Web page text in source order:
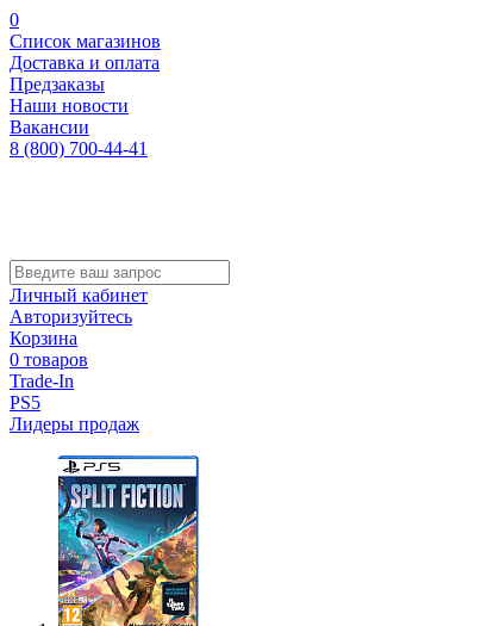
0
Список магазинов
Доставка и оплата
Предзаказы
Наши новости
Вакансии
8 (800) 700-44-41
Личный кабинет
Авторизуйтесь
Корзина
0 товаров
Trade-In
PS5
Лидеры продаж